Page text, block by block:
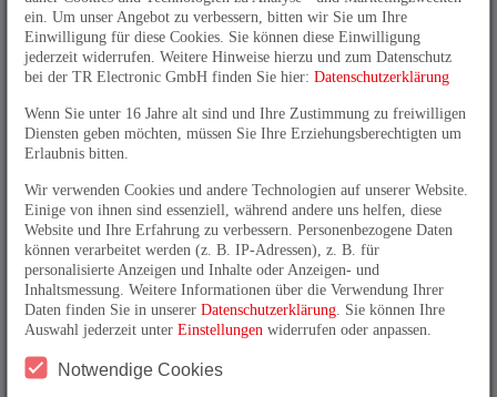
Profinet
Typ
Betriebsanleitung
Projektierungsanleitung
MD-300
ein. Um unser Angebot zu verbessern, bitten wir Sie um Ihre
Einwilligung für diese Cookies. Sie können diese Einwilligung
jederzeit widerrufen. Weitere Hinweise hierzu und zum Datenschutz
bei der TR Electronic GmbH finden Sie hier:Datenschutzerklärung
Wenn Sie unter 16 Jahre alt sind und Ihre Zustimmung zu freiwilligen
Diensten geben möchten, müssen Sie Ihre Erziehungsberechtigten um
Erlaubnis bitten.
Wir verwenden Cookies und andere Technologien auf unserer Website.
Einige von ihnen sind essenziell, während andere uns helfen, diese
Website und Ihre Erfahrung zu verbessern. Personenbezogene Daten
können verarbeitet werden (z. B. IP-Adressen), z. B. für
personalisierte Anzeigen und Inhalte oder Anzeigen- und
Inhaltsmessung. Weitere Informationen über die Verwendung Ihrer
Daten finden Sie in unsererDatenschutzerklärung . Sie können Ihre
Auswahl jederzeit unterEinstellungen widerrufen oder anpassen.
Notwendige Cookies